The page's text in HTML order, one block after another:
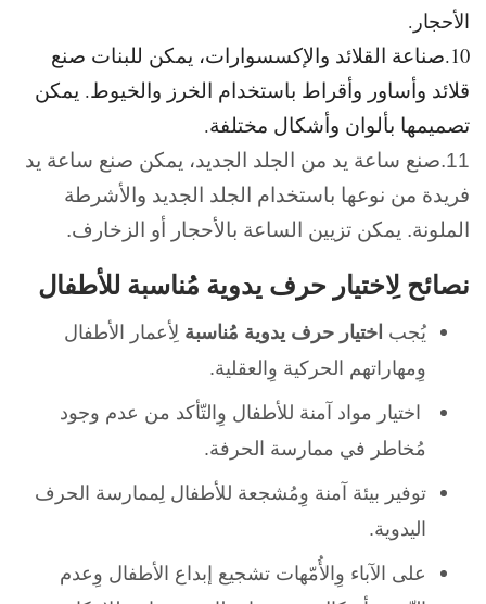
الأحجار.
10.صناعة القلائد والإكسسوارات، يمكن للبنات صنع
قلائد وأساور وأقراط باستخدام الخرز والخيوط. يمكن
تصميمها بألوان وأشكال مختلفة.
11.صنع ساعة يد من الجلد الجديد، يمكن صنع ساعة يد
فريدة من نوعها باستخدام الجلد الجديد والأشرطة
الملونة. يمكن تزيين الساعة بالأحجار أو الزخارف.
نصائح لِاختيار حرف يدوية مُناسبة للأطفال
يُجب اختيار حرف يدوية مُناسبة لِأعمار الأطفال
وِمهاراتهم الحركية وِالعقلية.
اختيار مواد آمنة للأطفال وِالتّأكد من عدم وجود
مُخاطر في ممارسة الحرفة.
توفير بيئة آمنة وِمُشجعة للأطفال لِممارسة الحرف
اليدوية.
على الآباء وِالأُمّهات تشجيع إبداع الأطفال وِعدم